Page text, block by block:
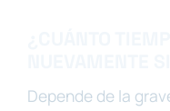
Depende de la